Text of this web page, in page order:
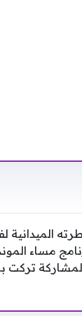
الميدانية
مساء
المشاركة